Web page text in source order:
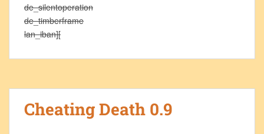
de_silentoperation
de_timberframe
lan_iban][
Cheating Death 0.9